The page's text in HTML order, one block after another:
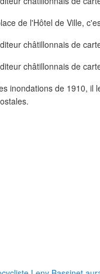
de l'Hôtel de Ville,
inondations de 1910, il